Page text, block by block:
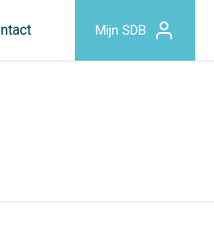
Mijn SDB